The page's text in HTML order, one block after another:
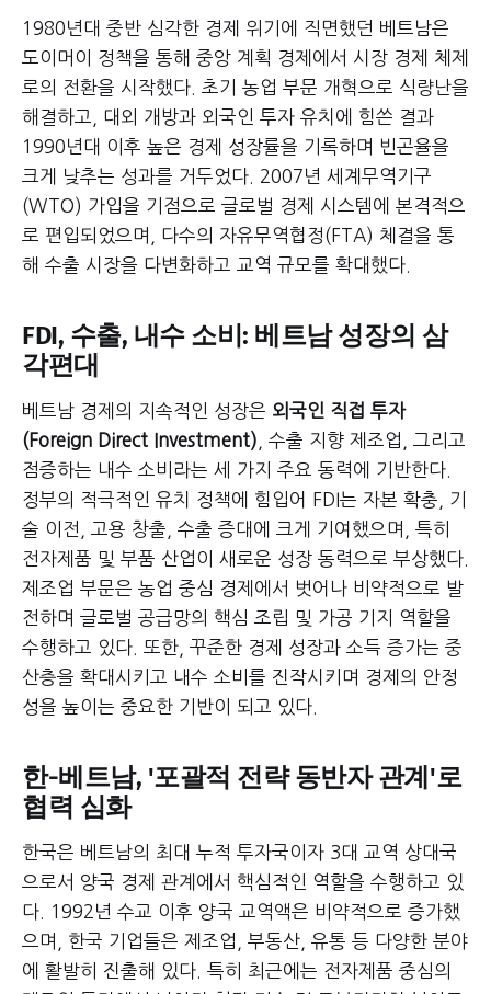
1980년대 중반 심각한 경제 위기에 직면했던 베트남은
도이머이 정책을 통해 중앙 계획 경제에서 시장 경제 체제
로의 전환을 시작했다. 초기 농업 부문 개혁으로 식량난을
해결하고, 대외 개방과 외국인 투자 유치에 힘쓴 결과
1990년대 이후 높은 경제 성장률을 기록하며 빈곤율을
크게 낮추는 성과를 거두었다. 2007년 세계무역기구
(WTO) 가입을 기점으로 글로벌 경제 시스템에 본격적으
로 편입되었으며, 다수의 자유무역협정(FTA) 체결을 통
해 수출 시장을 다변화하고 교역 규모를 확대했다.
FDI, 수출, 내수 소비: 베트남 성장의 삼
각편대
베트남 경제의 지속적인 성장은 외국인 직접 투자
(Foreign Direct Investment) , 수출 지향 제조업, 그리고
점증하는 내수 소비라는 세 가지 주요 동력에 기반한다.
정부의 적극적인 유치 정책에 힘입어 FDI는 자본 확충, 기
술 이전, 고용 창출, 수출 증대에 크게 기여했으며, 특히
전자제품 및 부품 산업이 새로운 성장 동력으로 부상했다.
제조업 부문은 농업 중심 경제에서 벗어나 비약적으로 발
전하며 글로벌 공급망의 핵심 조립 및 가공 기지 역할을
수행하고 있다. 또한, 꾸준한 경제 성장과 소득 증가는 중
산층을 확대시키고 내수 소비를 진작시키며 경제의 안정
성을 높이는 중요한 기반이 되고 있다.
한-베트남, '포괄적 전략 동반자 관계'로
협력 심화
한국은 베트남의 최대 누적 투자국이자 3대 교역 상대국
으로서 양국 경제 관계에서 핵심적인 역할을 수행하고 있
다. 1992년 수교 이후 양국 교역액은 비약적으로 증가했
으며, 한국 기업들은 제조업, 부동산, 유통 등 다양한 분야
에 활발히 진출해 있다. 특히 최근에는 전자제품 중심의